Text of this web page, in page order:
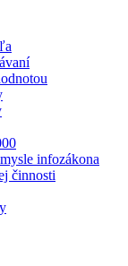
infozákona
činnosti